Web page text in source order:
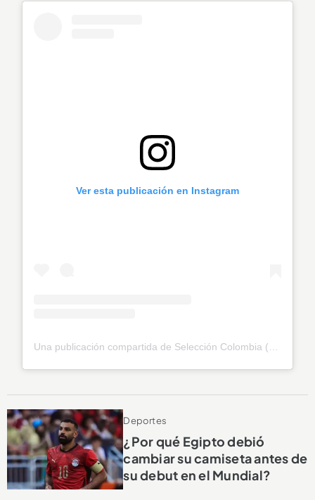
Ver esta publicación en Instagram
Deportes
¿Por qué Egipto debió
cambiar su camiseta antes de
su debut en el Mundial?